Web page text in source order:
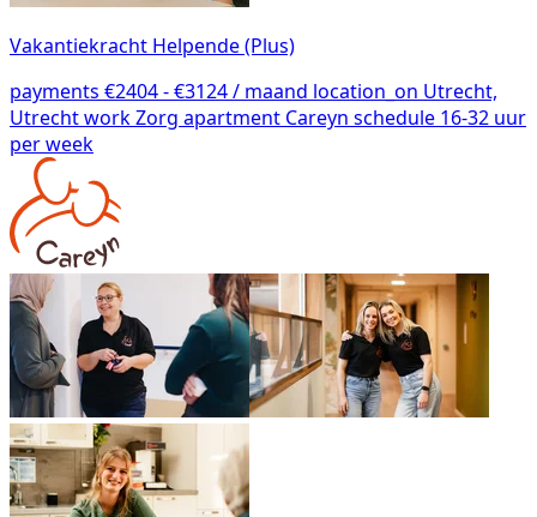
Vakantiekracht Helpende (Plus)
payments €2404 - €3124 / maand location_on Utrecht,
UtrechtworkZorg apartment Careyn schedule 16-32 uur
per week